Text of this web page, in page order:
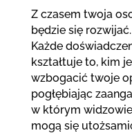
Z czasem twoja
będzie się
Każde
kształtuje to, kim
wzbogacić twoje
pogłębiając
w którym
mogą się